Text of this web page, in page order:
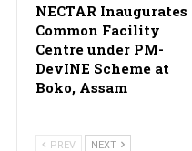
NECTAR Inaugurates
Common Facility
Centre under PM-
DevINE Scheme at
Boko, Assam
PREV NEXT